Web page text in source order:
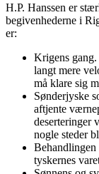
H.P. Hanssen er
begivenhederne i
er:
Krigens gang.
langt mere
må klare sig
Sønderjyske
aftjente
deserteringer
nogle steder
Behandlingen
tyskernes